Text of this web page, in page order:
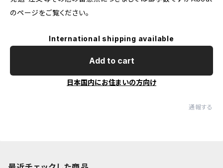
のページをご覧ください。
International shipping available
Add to cart
日本国内にお住まいの方向け
通報する